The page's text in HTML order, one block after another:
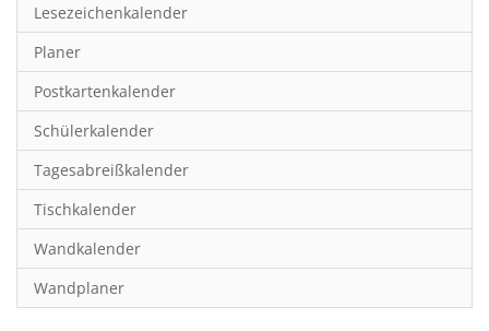
Geburtstagskalender
Hobby & Basteln
Humor & Cartoon
Inpiration & Entspannung
Inspiration & Entspannung
Inspiration & Spiritualität
Kinderkalender
Kunst
Lesezeichenkalender
Planer
Postkartenkalender
Schülerkalender
Tagesabreißkalender
Tischkalender
Wandkalender
Wandplaner